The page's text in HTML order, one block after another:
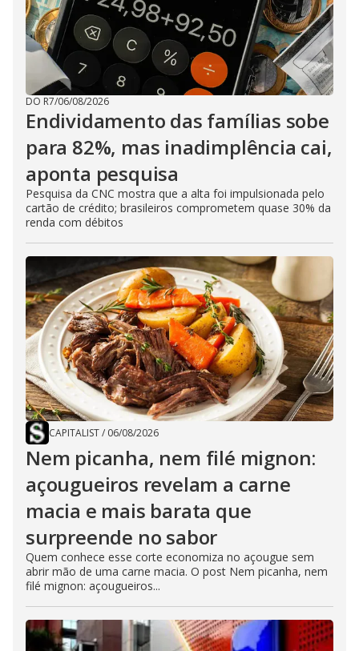
DO R7/06/08/2026
Endividamento das famílias sobe
para 82%, mas inadimplência cai,
aponta pesquisa
Pesquisa da CNC mostra que a alta foi impulsionada pelo
cartão de crédito; brasileiros comprometem quase 30% da
renda com débitos
CAPITALIST/ 06/08/2026
Nem picanha, nem filé mignon:
açougueiros revelam a carne
macia e mais barata que
surpreende no sabor
Quem conhece esse corte economiza no açougue sem
abrir mão de uma carne macia. O post Nem picanha, nem
filé mignon: açougueiros...